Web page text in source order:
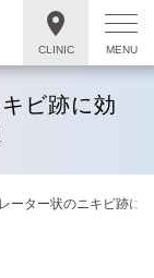
ビ跡に効
ーター状のニキビ跡に
CLINIC MENU